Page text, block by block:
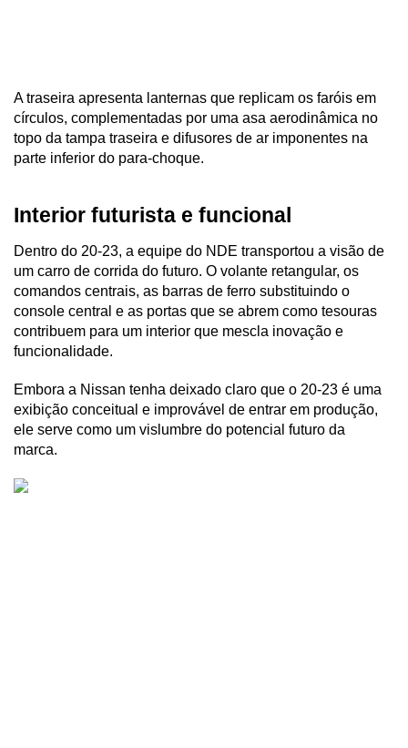
A traseira apresenta lanternas que replicam os faróis em
círculos, complementadas por uma asa aerodinâmica no
topo da tampa traseira e difusores de ar imponentes na
parte inferior do para-choque.
Interior futurista e funcional
Dentro do 20-23, a equipe do NDE transportou a visão de
um carro de corrida do futuro. O volante retangular, os
comandos centrais, as barras de ferro substituindo o
console central e as portas que se abrem como tesouras
contribuem para um interior que mescla inovação e
funcionalidade.
Embora a Nissan tenha deixado claro que o 20-23 é uma
exibição conceitual e improvável de entrar em produção,
ele serve como um vislumbre do potencial futuro da
marca.